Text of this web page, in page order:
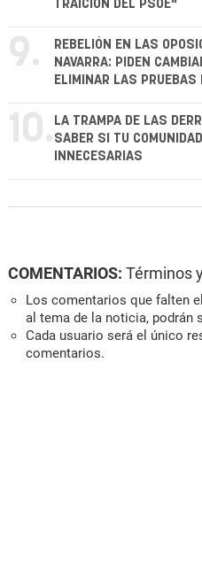
TRAICIÓN DEL PSOE"
9.
REBELIÓN EN LAS
NAVARRA: PIDEN
ELIMINAR LAS PRUEBAS
10. LA TRAMPA DE LAS
SABER SI TU
INNECESARIAS
COMENTARIOS: Términos
Los comentarios que falten
al tema de la noticia, podrán
Cada usuario será el único
comentarios.